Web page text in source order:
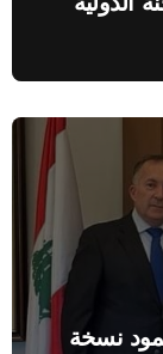
الدولية
نسخة